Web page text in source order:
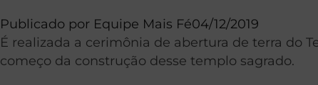
Publicado por Equipe Mais Fé04/12/2019
É realizada a cerimônia de abertura de terra do
começo da construção desse templo sagrado.